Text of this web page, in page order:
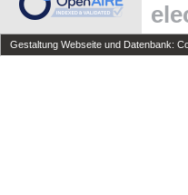
Gestaltung Webseite und Datenbank: